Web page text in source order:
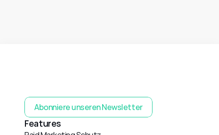
Abonniere unseren Newsletter
Features